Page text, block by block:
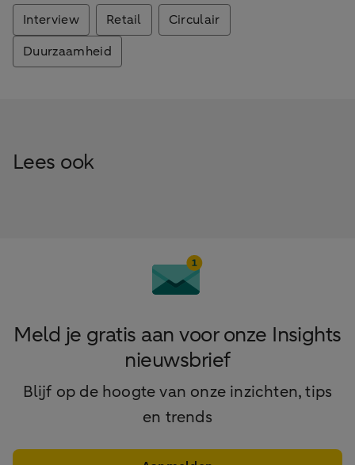
Interview Retail
Circulair
Duurzaamheid
Lees ook
Meld je gratis aan voor onze Insights
nieuwsbrief
Blijf op de hoogte van onze inzichten, tips
en trends